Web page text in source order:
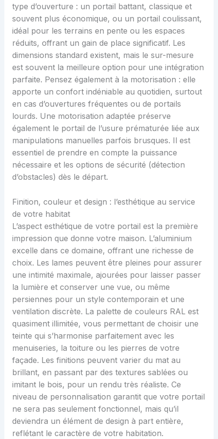
type d’ouverture : un portail battant, classique et
souvent plus économique, ou un portail coulissant,
idéal pour les terrains en pente ou les espaces
réduits, offrant un gain de place significatif. Les
dimensions standard existent, mais le sur-mesure
est souvent la meilleure option pour une intégration
parfaite. Pensez également à la motorisation : elle
apporte un confort indéniable au quotidien, surtout
en cas d’ouvertures fréquentes ou de portails
lourds. Une motorisation adaptée préserve
également le portail de l’usure prématurée liée aux
manipulations manuelles parfois brusques. Il est
essentiel de prendre en compte la puissance
nécessaire et les options de sécurité (détection
d’obstacles) dès le départ.
Finition, couleur et design : l’esthétique au service
de votre habitat
L’aspect esthétique de votre portail est la première
impression que donne votre maison. L’aluminium
excelle dans ce domaine, offrant une richesse de
choix. Les lames peuvent être pleines pour assurer
une intimité maximale, ajourées pour laisser passer
la lumière et conserver une vue, ou même
persiennes pour un style contemporain et une
ventilation discrète. La palette de couleurs RAL est
quasiment illimitée, vous permettant de choisir une
teinte qui s’harmonise parfaitement avec les
menuiseries, la toiture ou les pierres de votre
façade. Les finitions peuvent varier du mat au
brillant, en passant par des textures sablées ou
imitant le bois, pour un rendu très réaliste. Ce
niveau de personnalisation garantit que votre portail
ne sera pas seulement fonctionnel, mais qu’il
deviendra un élément de design à part entière,
reflétant le caractère de votre habitation.